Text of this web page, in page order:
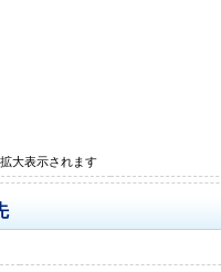
大表示されます